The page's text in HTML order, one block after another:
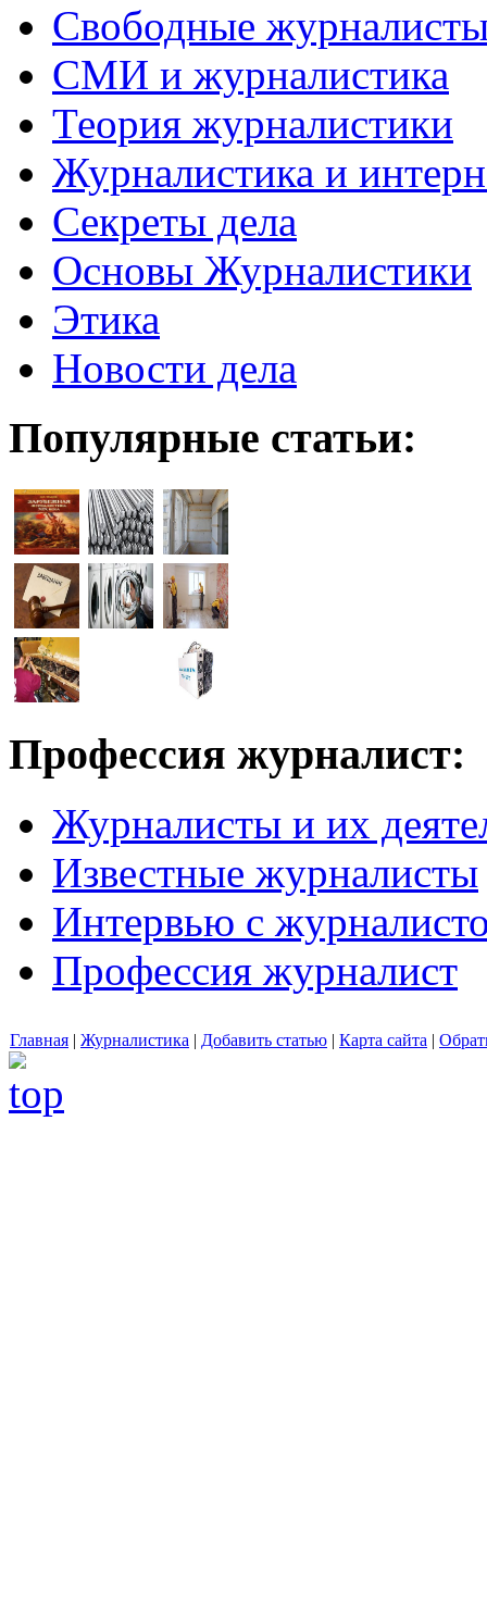
Свободные
СМИ и журналистика
Теория журналистики
Журналистика и
Секреты дела
Основы Журналистики
Этика
Новости дела
Популярные статьи:
Профессия журналист:
Журналисты и их
Известные журналисты
Интервью с
Профессия журналист
Главная | Журналистика | Добавить статью | Карта сайта |